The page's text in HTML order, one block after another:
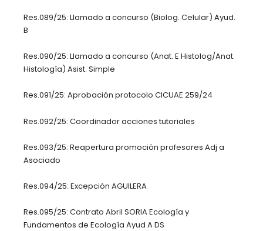
Res.089/25: Llamado a concurso (Biolog. Celular) Ayud.
B
Res.090/25: Llamado a concurso (Anat. E Histolog/Anat.
Histología) Asist. Simple
Res.091/25: Aprobación protocolo CICUAE 259/24
Res.092/25: Coordinador acciones tutoriales
Res.093/25: Reapertura promoción profesores Adj a
Asociado
Res.094/25: Excepción AGUILERA
Res.095/25: Contrato Abril SORIA Ecología y
Fundamentos de Ecología Ayud A DS